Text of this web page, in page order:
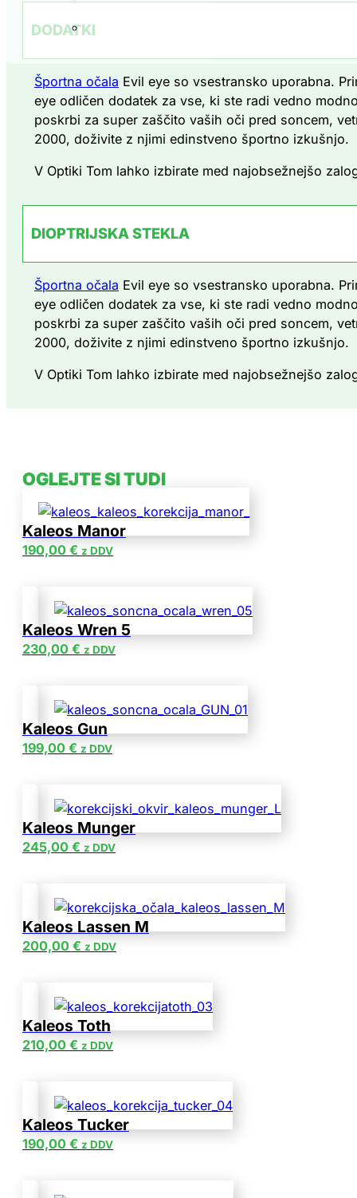
DODATKI
Športna očala Evil eye so vsestransko uporabna.
eye odličen dodatek za vse, ki ste radi vedno
poskrbi za super zaščito vaših oči pred soncem,
2000, doživite z njimi edinstveno športno izkušnjo.
V Optiki Tom lahko izbirate med najobsežnejšo
DIOPTRIJSKA STEKLA
Športna očala Evil eye so vsestransko uporabna.
eye odličen dodatek za vse, ki ste radi vedno
poskrbi za super zaščito vaših oči pred soncem,
2000, doživite z njimi edinstveno športno izkušnjo.
V Optiki Tom lahko izbirate med najobsežnejšo
OGLEJTE SI TUDI
Kaleos Manor
190,00 € z DDV
Kaleos Wren 5
230,00 € z DDV
Kaleos Gun
199,00 € z DDV
Kaleos Munger
245,00 € z DDV
Kaleos Lassen M
200,00 € z DDV
Kaleos Toth
210,00 € z DDV
Kaleos Tucker
190,00 € z DDV